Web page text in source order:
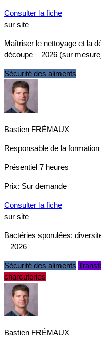
Consulter la fiche
sur site
Maîtriser le nettoyage et la
découpe – 2026 (sur
Sécurité des aliments
Bastien FRÉMAUX
Responsable de la formation
Présentiel 7 heures
Prix: Sur demande
Consulter la fiche
sur site
Bactéries sporulées:
– 2026
Sécurité des aliments
charcuteries
Bastien FRÉMAUX